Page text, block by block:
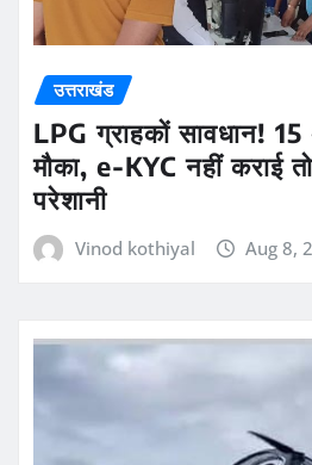
उत्तराखंड
LPG ग्राहकों सावधान!
मौका, e-KYC नहीं कराई
परेशानी
Vinod kothiyal Aug 8,